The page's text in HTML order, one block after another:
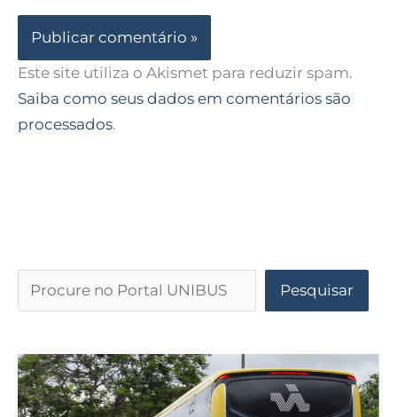
Este site utiliza o Akismet para reduzir spam.
Saiba como seus dados em comentários são
processados.
Pesquisar